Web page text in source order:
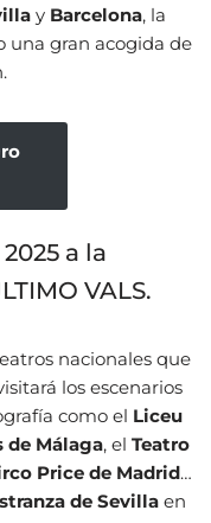
y Barcelona, la
una gran acogida de
a la
VALS.
nacionales que
los escenarios
como el Liceu
de Málaga, el Teatro
Price de Madrid…
de Sevilla en